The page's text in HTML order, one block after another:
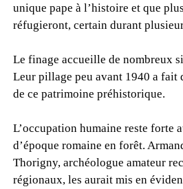
unique pape à l’histoire et que
réfugieront, certain durant
Le finage accueille de nombreux
Leur pillage peu avant 1940 a fait
de ce patrimoine préhistorique.
L’occupation humaine reste forte
d’époque romaine en forêt.
Thorigny, archéologue amateur
régionaux, les aurait mis en